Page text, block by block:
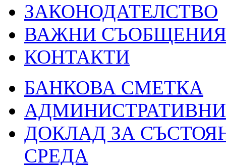
ЗАКОНОДАТЕЛСТВО
ВАЖНИ СЪОБЩЕНИЯ
КОНТАКТИ
БАНКОВА СМЕТКА
ДОКЛАД ЗА
СРЕДА